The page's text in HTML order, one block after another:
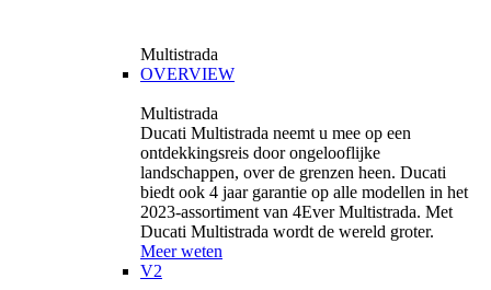
Multistrada
OVERVIEW
Multistrada
Ducati Multistrada neemt u mee op een
ontdekkingsreis door ongelooflijke
landschappen, over de grenzen heen. Ducati
biedt ook 4 jaar garantie op alle modellen in het
2023-assortiment van 4Ever Multistrada. Met
Ducati Multistrada wordt de wereld groter.
Meer weten
V2